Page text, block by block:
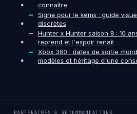
connaître
Signe pour le kems : guide
discrètes
Hunter x Hunter saison 8 : 10
reprend et l'espoir renaît
Xbox 360 : dates de sortie
modèles et héritage d'une
PARTENAIRES & RECOMMANDATIONS